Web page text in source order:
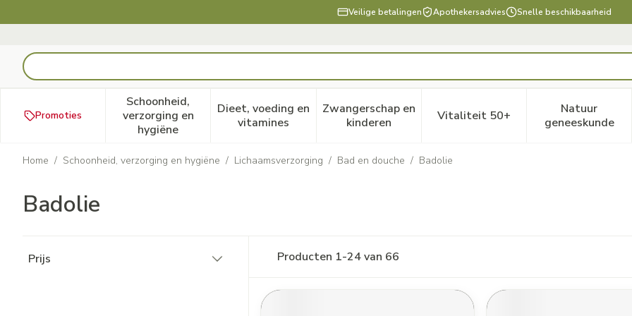
Veilige betalingen Apothekersadvies Snelle beschikbaarheid
Product, merk, categorie...
Promoties
Schoonheid,
verzorging en
hygiëne
Toon submenu voor Schoonheid, verzorging en hygiëne categorie
Dieet, voeding en
vitaminesToon submenu voor Dieet, voeding en vitamines categorie
Zwangerschap en
kinderenToon submenu voor Zwangerschap en kinderen
Vitaliteit 50+Toon submenu voor Vitaliteit
Natuur
geneeskunde
Toon
Home / Schoonheid, verzorging en hygiëne / Lichaamsverzorging / Bad en douche / Badolie
Badolie
Prijs
Producten 1-24van 66